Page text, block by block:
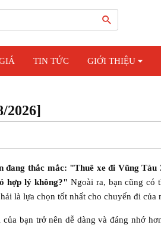
TIN TỨC GIỚI THIỆU
2026]
đang thắc mắc: "Thuê xe đi Vũng Tàu
hợp lý không?" Ngoài ra, bạn cũng có
là lựa chọn tốt nhất cho chuyến đi của
bạn trở nên dễ dàng và đáng nhớ